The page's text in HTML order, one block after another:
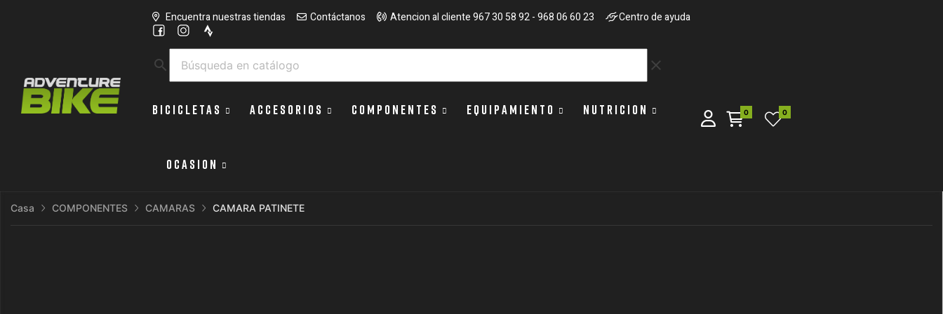
Encuentra nuestras tiendas Contáctanos Atencion al cliente 967 30 58 92 - 968 06 60 23 Centro de ayuda
search clear
BICICLETAS ACCESORIOS COMPONENTES EQUIPAMIENTO NUTRICION
OCASION
0 0
Casa COMPONENTES CAMARAS CAMARA PATINETE